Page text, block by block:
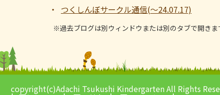
つくしんぼサークル通信(～24.07.17)
※過去ブログは別ウィンドウまたは別のタブで開きま
copyright(c)Adachi Tsukushi Kindergarten All Rights